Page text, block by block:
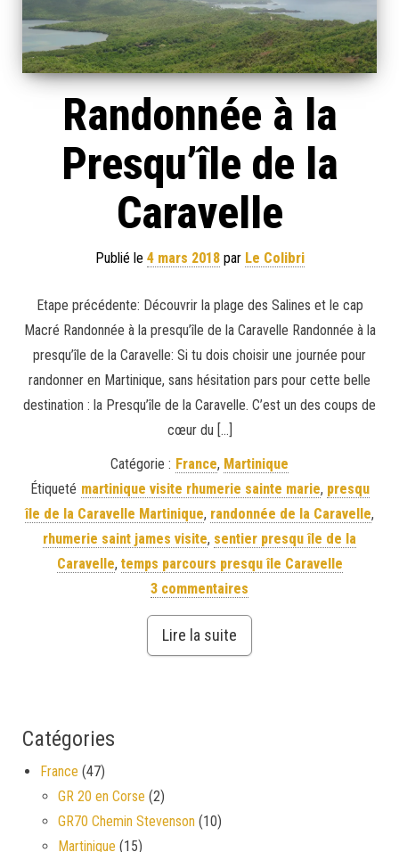
Randonnée à la
Presqu’île de la
Caravelle
Publié le 4 mars 2018par Le Colibri
Etape précédente: Découvrir la plage des Salines et le cap
Macré Randonnée à la presqu’île de la Caravelle Randonnée à la
presqu’île de la Caravelle: Si tu dois choisir une journée pour
randonner en Martinique, sans hésitation pars pour cette belle
destination : la Presqu’île de la Caravelle. C’est un des coups de
cœur du […]
Catégorie : France, Martinique
Étiqueté martinique visite rhumerie sainte marie, presqu
île de la Caravelle Martinique, randonnée de la Caravelle,
rhumerie saint james visite, sentier presqu île de la
Caravelle, temps parcours presqu île Caravelle
3 commentaires
Lire la suite
Catégories
France (47)
GR 20 en Corse (2)
GR70 Chemin Stevenson (10)
Martinique (15)